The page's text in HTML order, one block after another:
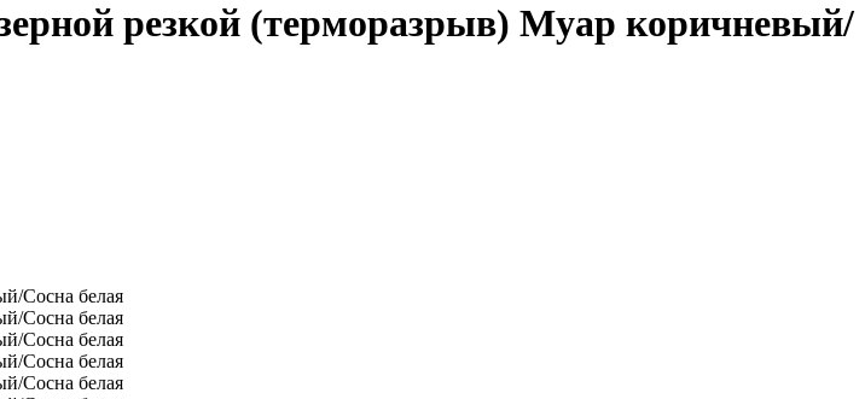
резкой (терморазрыв) Муар коричневый/